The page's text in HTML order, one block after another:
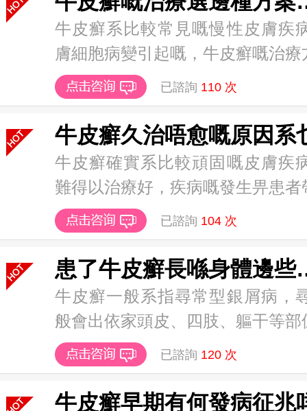
牛皮癬系比較常見嘅慢性皮膚疾
膚細胞病變引起嘅，牛皮癬嘅治療
已諮詢 110 次
牛皮癬久治唔愈嘅原因系
牛皮癬確實系比較頑固嘅皮膚疾
難得以治療好，疾病嘅發生畀患者
已諮詢 104 次
患了牛
牛皮癬一般系指尋常型銀屑病，
般會出依家頭皮、四肢、軀干等部
已諮詢 120 次
牛皮癬早期有何發病征兆